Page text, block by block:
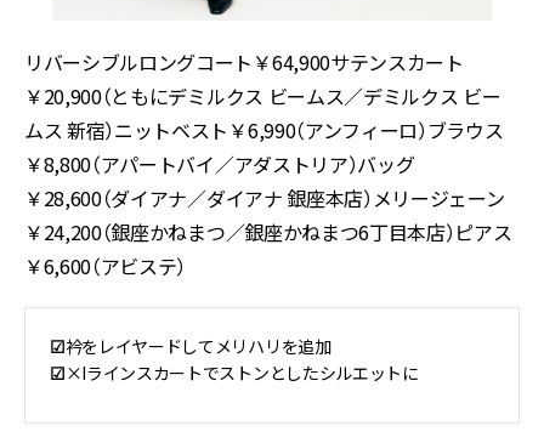
リバーシブルロングコート￥64,900サテンスカート
￥20,900（ともにデミルクス ビームス／デミルクス ビー
ムス 新宿）ニットベスト￥6,990（アンフィーロ）ブラウス
￥8,800（アパートバイ／アダストリア）バッグ
￥28,600（ダイアナ／ダイアナ 銀座本店）メリージェーン
￥24,200（銀座かねまつ／銀座かねまつ6丁目本店）ピアス
￥6,600（アビステ）
☑︎衿をレイヤードしてメリハリを追加
☑︎×Iラインスカートでストンとしたシルエットに